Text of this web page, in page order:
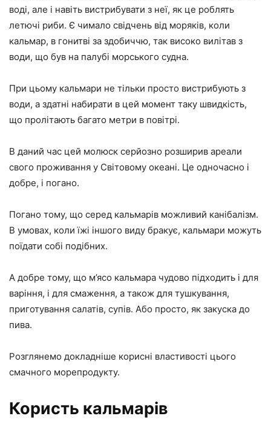
воді, але і навіть вистрибувати з неї, як це роблять
летючі риби. Є чимало свідчень від моряків, коли
кальмар, в гонитві за здобиччю, так високо вилітав з
води, що був на палубі морського судна.
При цьому кальмари не тільки просто вистрибують з
води, а здатні набирати в цей момент таку швидкість,
що пролітають багато метри в повітрі.
В даний час цей молюск серйозно розширив ареали
свого проживання у Світовому океані. Це одночасно і
добре, і погано.
Погано тому, що серед кальмарів можливий канібалізм.
В умовах, коли їжі іншого виду бракує, кальмари можуть
поїдати собі подібних.
А добре тому, що м’ясо кальмара чудово підходить і для
варіння, і для смаження, а також для тушкування,
приготування салатів, супів. Або просто, як закуска до
пива.
Розглянемо докладніше корисні властивості цього
смачного морепродукту.
Користь кальмарів